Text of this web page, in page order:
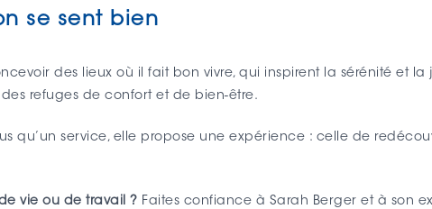
se sent bien
des lieux où il fait bon vivre, qui inspirent la sérénité et
refuges de confort et de bien-être.
qu’un service, elle propose une expérience : celle de
vie ou de travail ? Faites confiance à Sarah Berger et à son